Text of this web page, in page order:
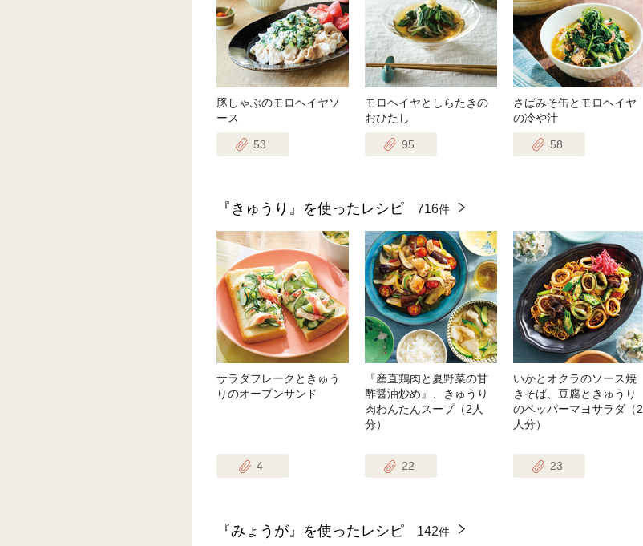
豚しゃぶのモロヘイヤソ
ース
53
モロヘイヤとしらたきの
おひたし
95
さばみそ缶とモロヘイヤ
の冷や汁
58
『きゅうり』を使ったレシピ 716件
サラダフレークときゅう
りのオープンサンド
4
『産直鶏肉と夏野菜の甘
酢醤油炒め』、きゅうり
肉わんたんスープ（2人
分）
22
いかとオクラのソース焼
きそば、豆腐ときゅうり
のペッパーマヨサラダ（2
人分）
23
『みょうが』を使ったレシピ 142件